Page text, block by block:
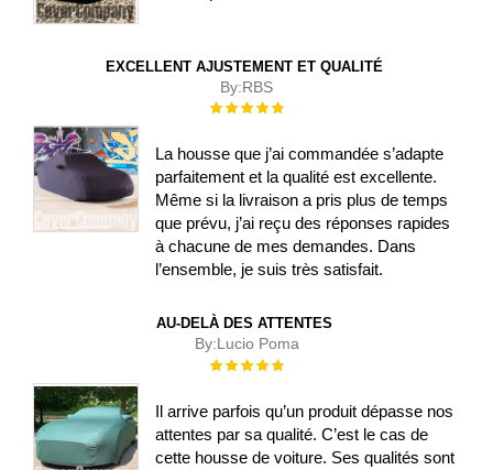
EXCELLENT AJUSTEMENT ET QUALITÉ
By:RBS
Évaluation :
La housse que j’ai commandée s’adapte
parfaitement et la qualité est excellente.
Même si la livraison a pris plus de temps
que prévu, j’ai reçu des réponses rapides
à chacune de mes demandes. Dans
l’ensemble, je suis très satisfait.
AU-DELÀ DES ATTENTES
By:Lucio Poma
Évaluation :
Il arrive parfois qu’un produit dépasse nos
attentes par sa qualité. C’est le cas de
cette housse de voiture. Ses qualités sont